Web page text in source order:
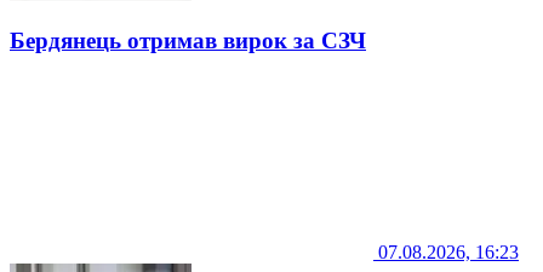
Бердянець отримав вирок за СЗЧ
07.08.2026, 16:23